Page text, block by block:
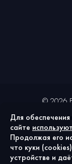
© 2026
Согласие
Для
сайте
Продолжая его
что куки
устройстве и